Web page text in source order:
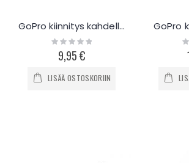
GoPro kiinnitys kahdelle kameralle
Rating:
0%9,95 €
LISÄÄ OSTOSKORIIN
GoPro